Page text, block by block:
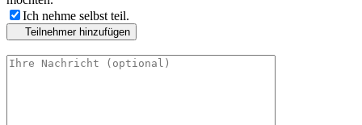
Ich nehme selbst teil.
Teilnehmer hinzufügen